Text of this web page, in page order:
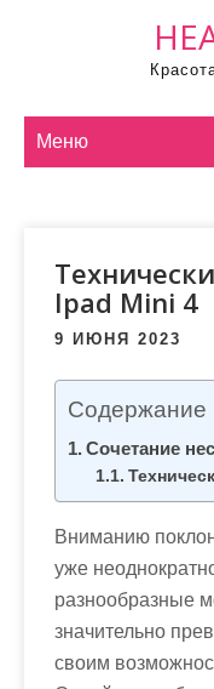
Меню
Ipad Mini 4
9 ИЮНЯ 2023
Содержание
Сочетание
Вниманию
уже
разнообразные
значительно
своим